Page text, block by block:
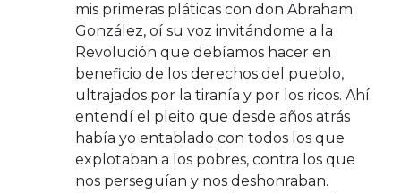
mis primeras pláticas con don Abraham
González, oí su voz invitándome a la
Revolución que debíamos hacer en
beneficio de los derechos del pueblo,
ultrajados por la tiranía y por los ricos. Ahí
entendí el pleito que desde años atrás
había yo entablado con todos los que
explotaban a los pobres, contra los que
nos perseguían y nos deshonraban.